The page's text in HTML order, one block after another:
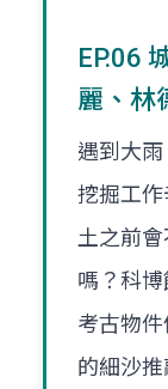
EP.06
麗、林
遇到大
挖掘工
土之前
嗎？科
考古物
的細沙